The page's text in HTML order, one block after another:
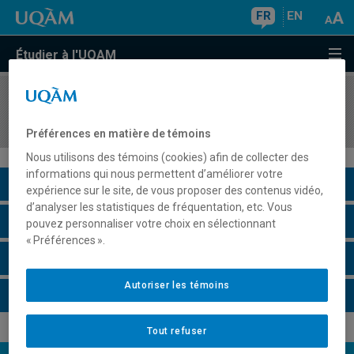
FR EN
Étudier à l'UQAM
COURS//
Description du cours
Horaire - Été 2026
Préférences en matière de témoins
Nous utilisons des témoins (cookies) afin de collecter des
informations qui nous permettent d’améliorer votre
expérience sur le site, de vous proposer des contenus vidéo,
d’analyser les statistiques de fréquentation, etc. Vous
pouvez personnaliser votre choix en sélectionnant
« Préférences ».
Tout refuser
Autoriser les témoins